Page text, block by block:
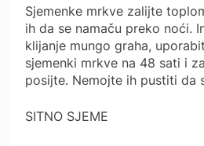
Sjemenke mrkve zalijte
ih da se namaču preko noći.
klijanje mungo graha,
sjemenki mrkve na 48 sati i
posijte. Nemojte ih pustiti da
SITNO SJEME